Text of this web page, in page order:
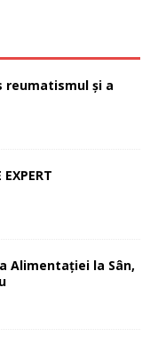
reumatismul și a
Alimentației la Sân,